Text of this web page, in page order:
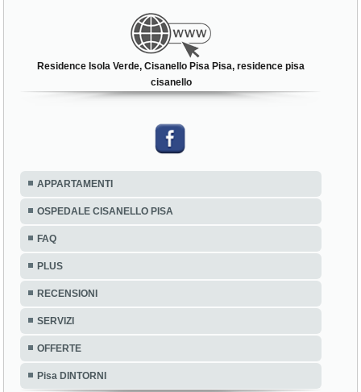
Residence Isola Verde, Cisanello Pisa Pisa, residence pisa
cisanello
APPARTAMENTI
OSPEDALE CISANELLO PISA
FAQ
PLUS
RECENSIONI
SERVIZI
OFFERTE
Pisa DINTORNI